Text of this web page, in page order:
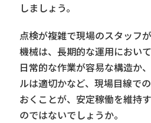
しましょう。
点検が複雑で現場のスタッフ
機械は、長期的な運用におい
日常的な作業が容易な構造か
ルは適切かなど、現場目線で
おくことが、安定稼働を維持
のではないでしょうか。